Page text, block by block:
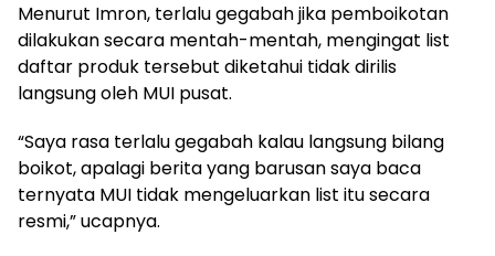
Menurut Imron, terlalu gegabah jika pemboikotan
dilakukan secara mentah-mentah, mengingat list
daftar produk tersebut diketahui tidak dirilis
langsung oleh MUI pusat.
“Saya rasa terlalu gegabah kalau langsung bilang
boikot, apalagi berita yang barusan saya baca
ternyata MUI tidak mengeluarkan list itu secara
resmi,” ucapnya.